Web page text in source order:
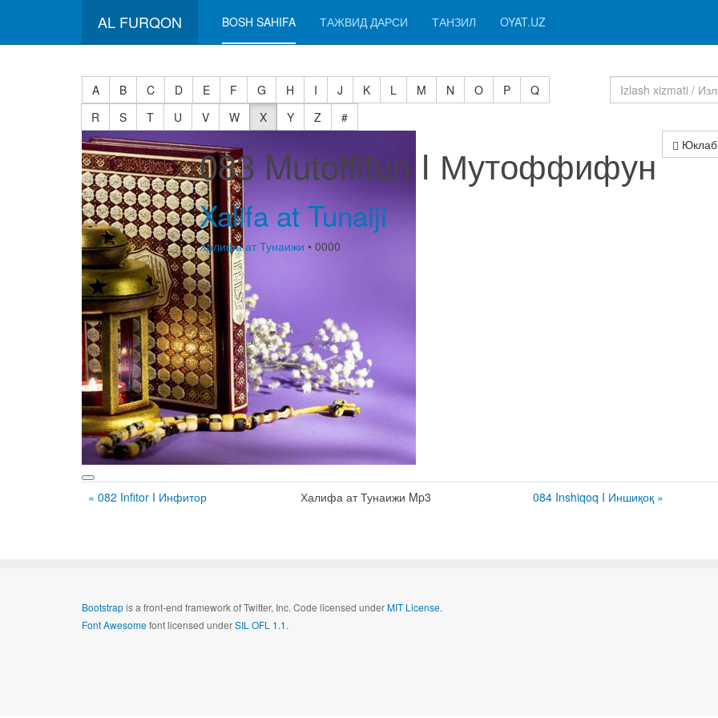
AL FURQON BOSH SAHIFA ТАЖВИД ДАРСИ ТАНЗИЛ OYAT.UZ
A B C D E F G H I J K L M N O P
Q
R
S T U V W X Y Z
#
083 Mutoffifun I Мутоффифун
Xalifa at Tunaiji
Халифа ат Тунаижи • 0000
« 082 Infitor I Инфитор Халифа ат Тунаижи Mp3 084 Inshiqoq I Иншиқоқ »
Bootstrapis a front-end framework of Twitter, Inc. Code licensed underMIT License.
Font Awesomefont licensed underSIL OFL 1.1.